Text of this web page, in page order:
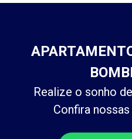
Realize o sonho
Confira